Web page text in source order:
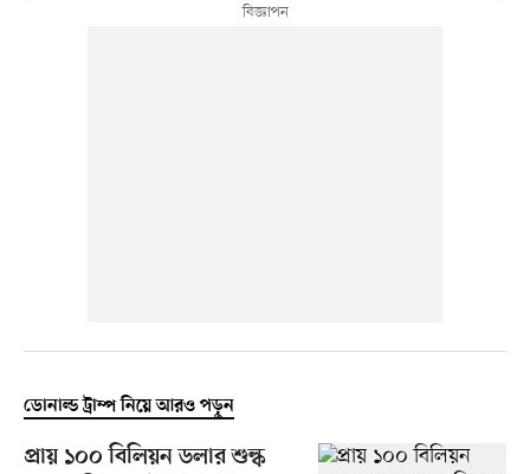
ডোনাল্ড ট্রাম্প নিয়ে আরও পড়ুন
প্রায় ১০০ বিলিয়ন ডলার শুল্ক